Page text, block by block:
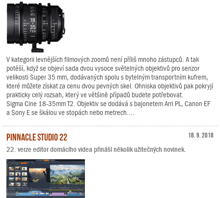
V kategorii levnějších filmových zoomů není příliš mnoho zástupců. A tak
potěší, když se objeví sada dvou vysoce světelných objektivů pro senzor
velikosti Super 35 mm, dodávaných spolu s bytelným transportním kufrem,
které můžete získat za cenu dvou pevných skel. Ohniska objektivů pak pokryjí
prakticky celý rozsah, který ve většině případů budete potřebovat.
Sigma Cine 18-35mm T2. Objektiv se dodává s bajonetem Arri PL, Canon EF
a Sony E se škálou ve stopách nebo metrech....
18. 9. 2018
Pinnacle Studio 22
22. verze editor domácího videa přináší několik užitečných novinek.